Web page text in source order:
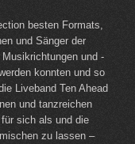
besten Formats,
und Sänger der
und -
konnten und so
Liveband Ten Ahead
und tanzreichen
sich als und die
zu lassen –